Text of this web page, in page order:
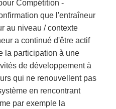
Compétition -
que l'entraîneur
au niveau / contexte
a continué d'être actif
la participation à une
de développement à
qui ne renouvellent pas
en rencontrant
par exemple la